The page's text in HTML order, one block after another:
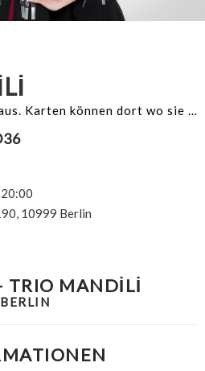
Die Veranstaltung fällt aus. Karten können dort wo sie gekauft wurden zurückgegeben werden.
, 10999 Berlin
TRIO MANDİLİ
BERLIN